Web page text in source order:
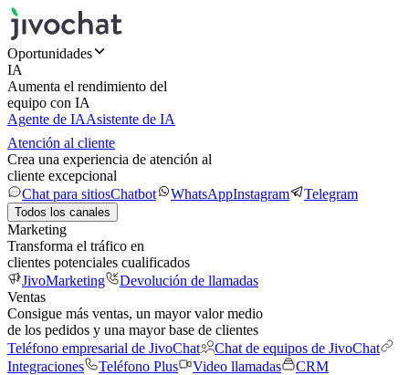
Oportunidades
IA
Aumenta el rendimiento del
equipo con IA
Agente de IAAsistente de IA
Atención al cliente
Crea una experiencia de atención al
cliente excepcional
Chat para sitiosChatbot WhatsAppInstagram Telegram
Todos los canales
Marketing
Transforma el tráfico en
clientes potenciales cualificados
JivoMarketing
Devolución de llamadas
Ventas
Consigue más ventas, un mayor valor medio
de los pedidos y una mayor base de clientes
Teléfono empresarial de JivoChat
Chat de equipos de JivoChat
Integraciones
Teléfono Plus Video llamadas
CRM